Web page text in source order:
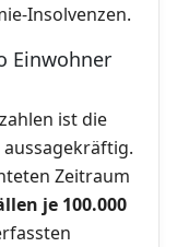
Insolvenzen.
Einwohner
ist die
Zeitraum
je 100.000